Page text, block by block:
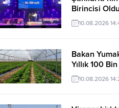
Birincisi
10.08.2026
Bakan
Yıllık 100
10.08.2026